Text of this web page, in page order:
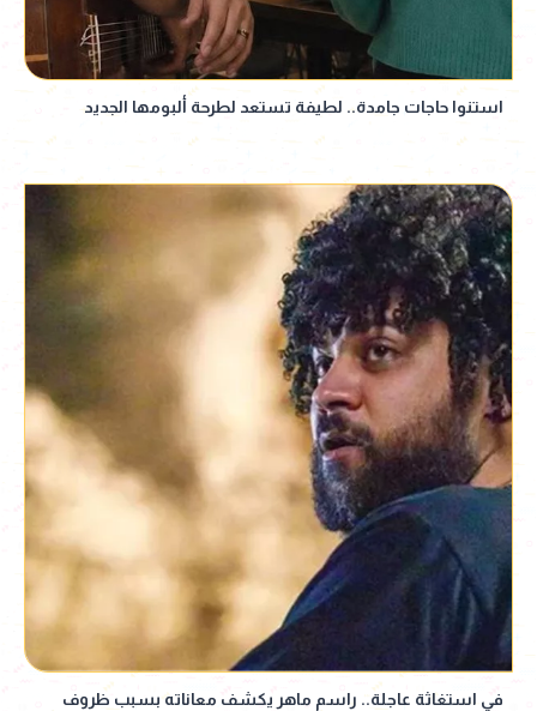
استنوا حاجات جامدة.. لطيفة تستعد لطرحة ألبومها الجديد
في استغاثة عاجلة.. راسم ماهر يكشف معاناته بسبب ظروف